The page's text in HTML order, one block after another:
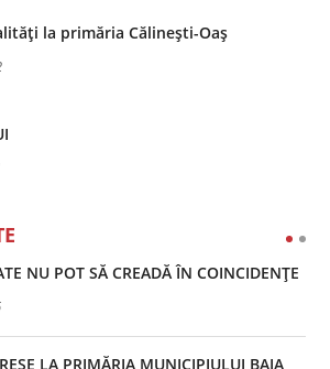
la primăria Călinești-Oaș
NU POT SĂ CREADĂ ÎN COINCIDENȚE
LA PRIMĂRIA MUNICIPIULUI BAIA